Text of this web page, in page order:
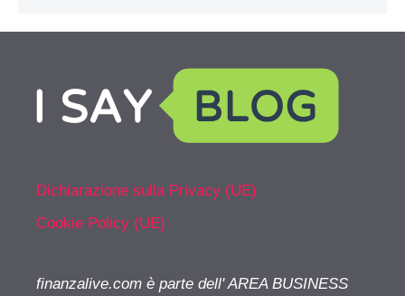
Dichiarazione sulla Privacy (UE)
Cookie Policy (UE)
finanzalive.com è parte dell' AREA BUSINESS